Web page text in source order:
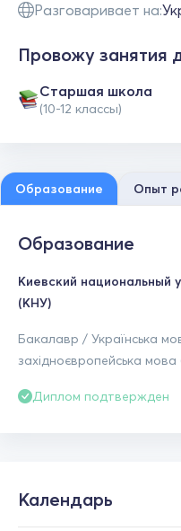
Разговаривает на:
Провожу занятия
Cтаршая школа
(10-12 классы)
Образование Опыт
Образование
Киевский национальный
(КНУ)
Бакалавр / Українська
західноєвропейська мова
Диплом подтвержден
Календарь